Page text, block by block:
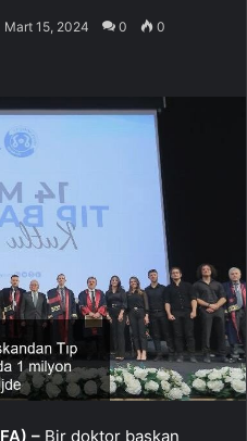
Mart 15, 2024 0 0
– Bir doktor başkan